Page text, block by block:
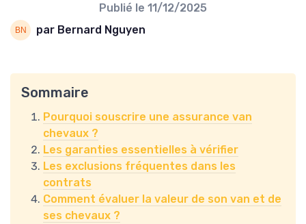
Publié le 11/12/2025
par Bernard Nguyen
Sommaire
Pourquoi souscrire une assurance van
chevaux ?
Les garanties essentielles à vérifier
Les exclusions fréquentes dans les
contrats
Comment évaluer la valeur de son van et de
ses chevaux ?